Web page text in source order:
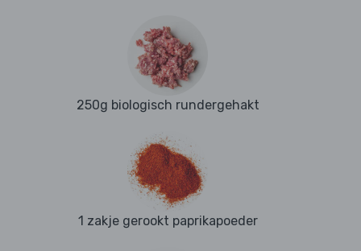
250g biologisch rundergehakt
1 zakje gerookt paprikapoeder